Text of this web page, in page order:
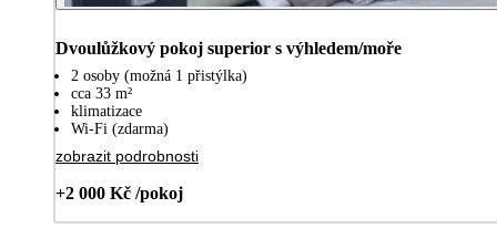
Dvoulůžkový pokoj superior s výhledem/moře
2 osoby (možná 1 přistýlka)
cca 33 m²
klimatizace
Wi-Fi (zdarma)
zobrazit podrobnosti
+2 000 Kč /pokoj